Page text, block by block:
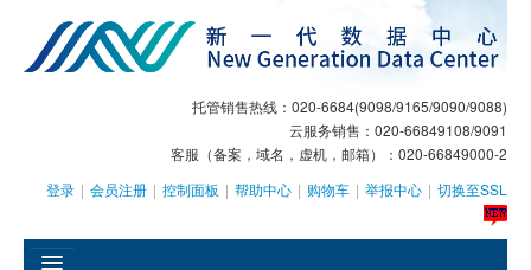
托管销售热线：020-6684(9098/9165/9090/9088)
云服务销售：020-66849108/9091
客服（备案，域名，虚机，邮箱）：020-66849000-2
登录 | 会员注册 | 控制面板 | 帮助中心 | 购物车 | 举报中心 | 切换至SSL